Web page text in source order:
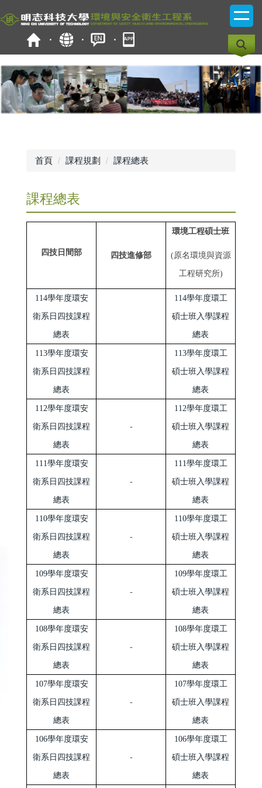
到
容
區
首頁 課程規劃 課程總表
課程總表
四技 日間部 四技進修部
環境工程碩士班
(原名環境與資源
工程研究所)
114學年度環安
衛系日四技課程
總表
114學年度環工
碩士班入學課程
總表
113學年度環安
衛系日四技課程
總表
113學年度環工
碩士班入學課程
總表
112學年度環安
衛系日四技課程
總表
-
112學年度環工
碩士班入學課程
總表
111學年度環安
衛系日四技課程
總表
-
111學年度環工
碩士班入學課程
總表
110學年度環安
衛系日四技課程
總表
-
110學年度環工
碩士班入學課程
總表
109學年度環安
衛系日四技課程
總表
-
109學年度環工
碩士班入學課程
總表
108學年度環安
衛系日四技課程
總表
-
108學年度環工
碩士班入學課程
總表
107學年度環安
衛系日四技課程
總表
-
107學年度環工
碩士班入學課程
總表
106學年度環安
衛系日四技課程
總表
-
106學年度環工
碩士班入學課程
總表